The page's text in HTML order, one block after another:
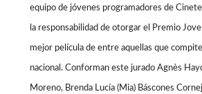
equipo de jóvenes programadores de
la responsabilidad de otorgar el Premio
mejor película de entre aquellas que
nacional. Conforman este jurado Agnès
Moreno, Brenda Lucía (Mia) Báscones